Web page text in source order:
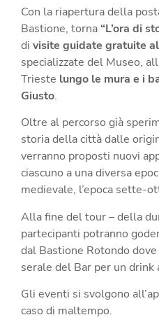
Con la riapertura della
Bastione, torna “L’ora di
di visite guidate gratuite
specializzate del Museo,
Trieste lungo le mura e i
Giusto.
Oltre al percorso già
storia della città dalle
verranno proposti nuovi
ciascuno a una diversa
medievale, l’epoca sette-
Alla fine del tour – della
partecipanti potranno
dal Bastione Rotondo
serale del Bar per un drink
Gli eventi si svolgono
caso di maltempo.